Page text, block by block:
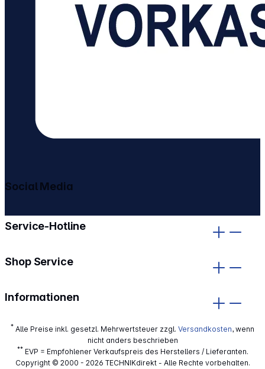
Service-Hotline
Shop Service
Informationen
Social Media
* Alle Preise inkl. gesetzl. Mehrwertsteuer zzgl. Versandkosten, wenn
nicht anders beschrieben
**EVP = Empfohlener Verkaufspreis des Herstellers / Lieferanten.
Copyright © 2000 - 2026 TECHNIKdirekt - Alle Rechte vorbehalten.